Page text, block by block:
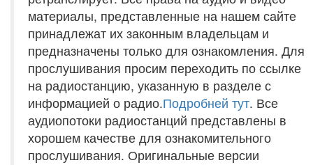
материалы, представленные на нашем сайте
принадлежат их законным владельцам и
предназначены только для ознакомления. Для
прослушивания просим переходить по ссылке
на радиостанцию, указанную в разделе с
информацией о радио.Подробней тут. Все
аудиопотоки радиостанций представлены в
хорошем качестве для ознакомительного
прослушивания. Оригинальные версии